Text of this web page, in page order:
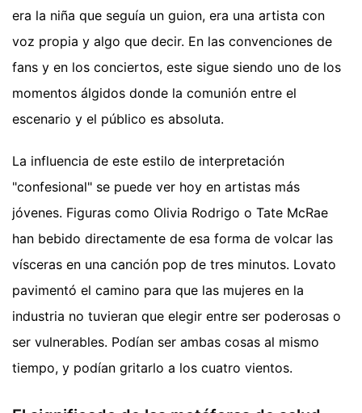
era la niña que seguía un guion, era una artista con
voz propia y algo que decir. En las convenciones de
fans y en los conciertos, este sigue siendo uno de los
momentos álgidos donde la comunión entre el
escenario y el público es absoluta.
La influencia de este estilo de interpretación
"confesional" se puede ver hoy en artistas más
jóvenes. Figuras como Olivia Rodrigo o Tate McRae
han bebido directamente de esa forma de volcar las
vísceras en una canción pop de tres minutos. Lovato
pavimentó el camino para que las mujeres en la
industria no tuvieran que elegir entre ser poderosas o
ser vulnerables. Podían ser ambas cosas al mismo
tiempo, y podían gritarlo a los cuatro vientos.